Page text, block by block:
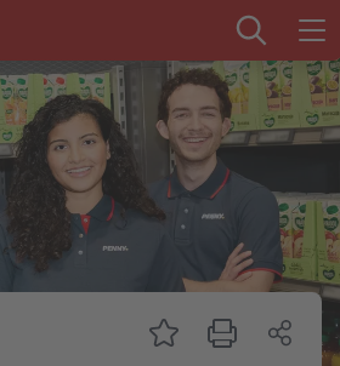
Startseite
als Arbeitgeber
Ausbildung
Markt